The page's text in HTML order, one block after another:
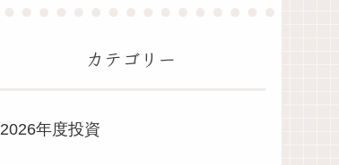
カテゴリー
2026年度投資